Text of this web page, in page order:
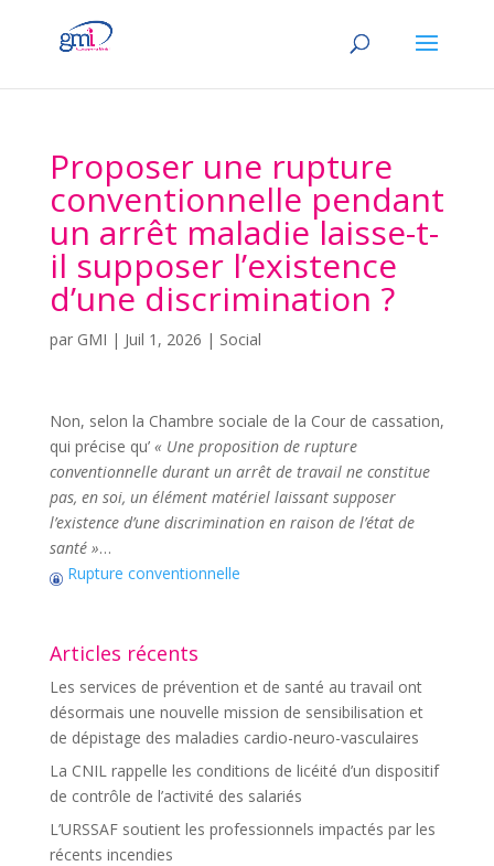
Proposer une rupture
conventionnelle pendant
un arrêt maladie laisse-t-
il supposer l’existence
d’une discrimination ?
par GMI | Juil 1, 2026 | Social
Non, selon la Chambre sociale de la Cour de cassation,
qui précise qu’ « Une proposition de rupture
conventionnelle durant un arrêt de travail ne constitue
pas, en soi, un élément matériel laissant supposer
l’existence d’une discrimination en raison de l’état de
santé »…
Rupture conventionnelle
Articles récents
Les services de prévention et de santé au travail ont
désormais une nouvelle mission de sensibilisation et
de dépistage des maladies cardio-neuro-vasculaires
La CNIL rappelle les conditions de licéité d’un dispositif
de contrôle de l’activité des salariés
L’URSSAF soutient les professionnels impactés par les
récents incendies